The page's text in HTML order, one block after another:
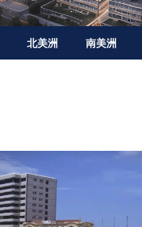
北美洲 南美洲